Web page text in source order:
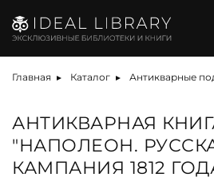
Главная Каталог Антикварные
АНТИКВАРНАЯ
"НАПОЛЕОН.
КАМПАНИЯ 1812